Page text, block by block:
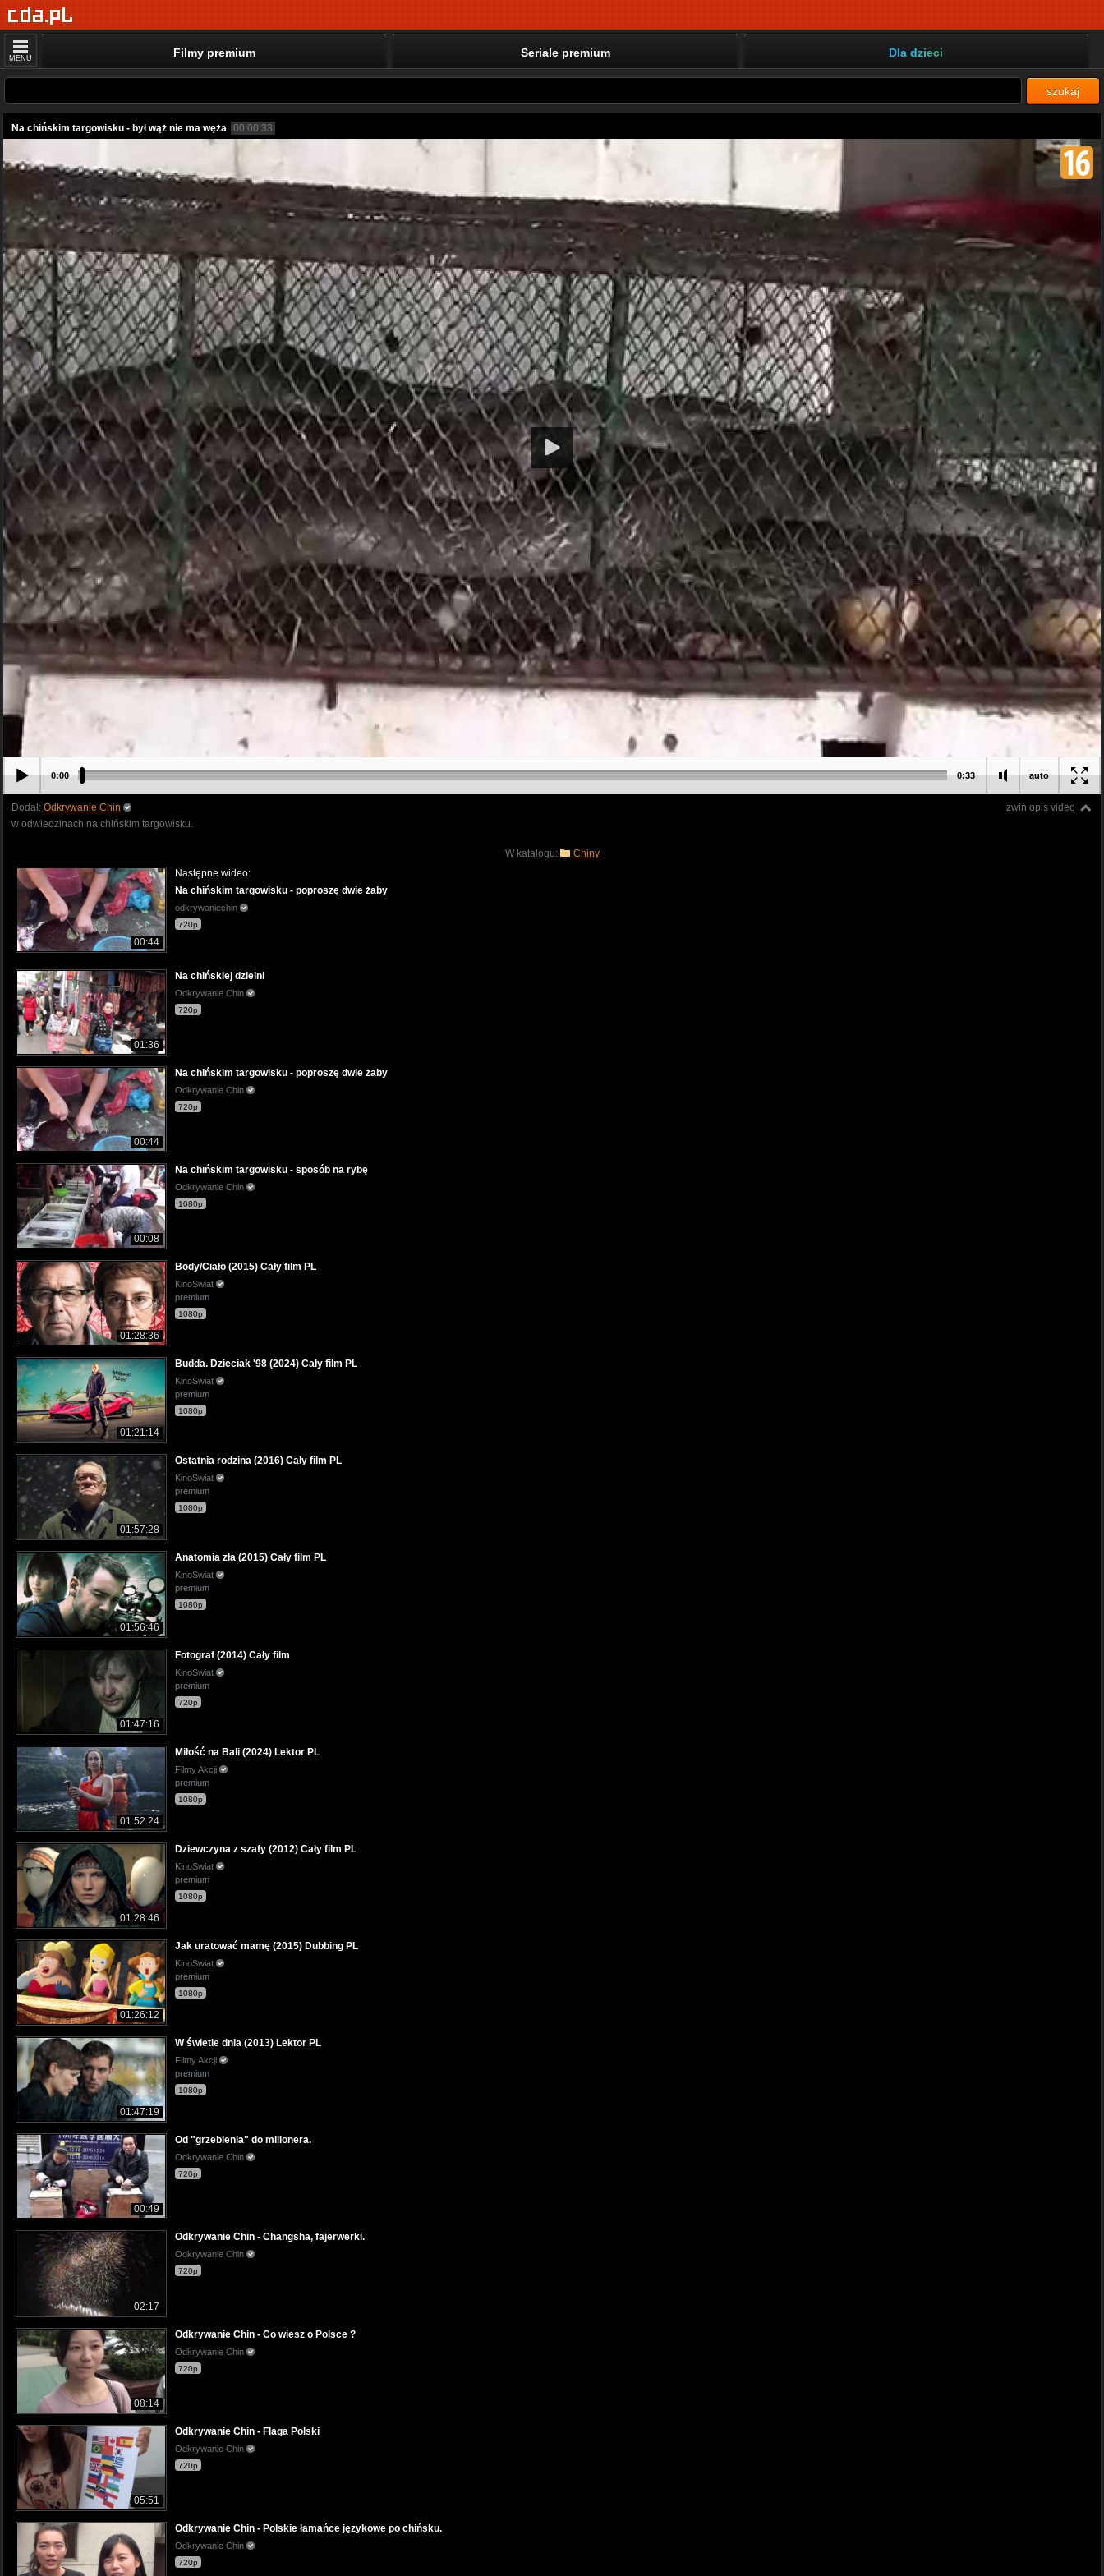
MENU Filmy premium Seriale premium Dla dzieci
szukaj
Na chińskim targowisku - był wąż nie ma węża 00:00:33
auto
0:00 0:33
zwiń opis video
Dodał: Odkrywanie Chin
w odwiedzinach na chińskim targowisku.
W katalogu: Chiny
00:44
Następne wideo:
Na chińskim targowisku - poproszę dwie żaby
odkrywaniechin
720p
01:36
Na chińskiej dzielni
Odkrywanie Chin
720p
00:44
Na chińskim targowisku - poproszę dwie żaby
Odkrywanie Chin
720p
00:08
Na chińskim targowisku - sposób na rybę
Odkrywanie Chin
1080p
01:28:36
Body/Ciało (2015) Cały film PL
KinoSwiat
premium
1080p
01:21:14
Budda. Dzieciak '98 (2024) Cały film PL
KinoSwiat
premium
1080p
01:57:28
Ostatnia rodzina (2016) Cały film PL
KinoSwiat
premium
1080p
01:56:46
Anatomia zła (2015) Cały film PL
KinoSwiat
premium
1080p
01:47:16
Fotograf (2014) Cały film
KinoSwiat
premium
720p
01:52:24
Miłość na Bali (2024) Lektor PL
Filmy Akcji
premium
1080p
01:28:46
Dziewczyna z szafy (2012) Cały film PL
KinoSwiat
premium
1080p
01:26:12
Jak uratować mamę (2015) Dubbing PL
KinoSwiat
premium
1080p
01:47:19
W świetle dnia (2013) Lektor PL
Filmy Akcji
premium
1080p
00:49
Od "grzebienia" do milionera.
Odkrywanie Chin
720p
02:17
Odkrywanie Chin - Changsha, fajerwerki.
Odkrywanie Chin
720p
08:14
Odkrywanie Chin - Co wiesz o Polsce ?
Odkrywanie Chin
720p
05:51
Odkrywanie Chin - Flaga Polski
Odkrywanie Chin
720p
Odkrywanie Chin - Polskie łamańce językowe po chińsku.
Odkrywanie Chin
720p